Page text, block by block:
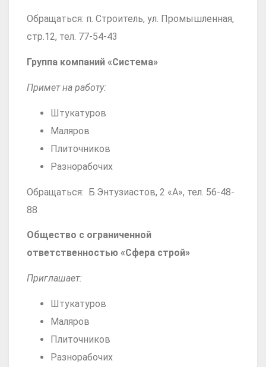
Обращаться: п. Строитель, ул. Промышленная,
стр.12, тел. 77-54-43
Группа компаний «Система»
Примет на работу:
Штукатуров
Маляров
Плиточников
Разнорабочих
Обращаться: Б.Энтузиастов, 2 «А», тел. 56-48-
88
Общество с ограниченной
ответственностью «Сфера строй»
Приглашает:
Штукатуров
Маляров
Плиточников
Разнорабочих